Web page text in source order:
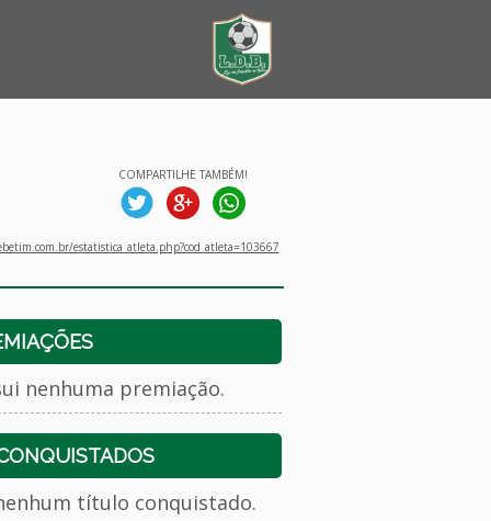
COMPARTILHE TAMBÉM!
estatistica_atleta.php?cod_atleta=103667
nenhuma premiação.
título conquistado.